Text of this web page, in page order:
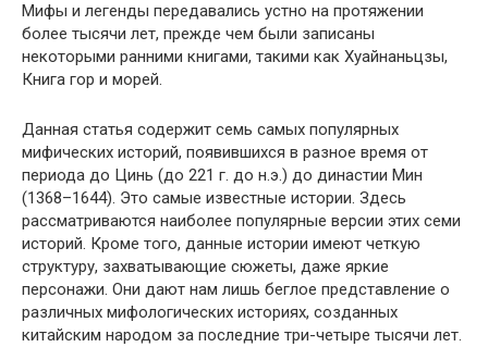
Мифы и легенды передавались устно на протяжении
более тысячи лет, прежде чем были записаны
некоторыми ранними книгами, такими как Хуайнаньцзы,
Книга гор и морей.
Данная статья содержит семь самых популярных
мифических историй, появившихся в разное время от
периода до Цинь (до 221 г. до н.э.) до династии Мин
(1368–1644). Это самые известные истории. Здесь
рассматриваются наиболее популярные версии этих семи
историй. Кроме того, данные истории имеют четкую
структуру, захватывающие сюжеты, даже яркие
персонажи. Они дают нам лишь беглое представление о
различных мифологических историях, созданных
китайским народом за последние три-четыре тысячи лет.